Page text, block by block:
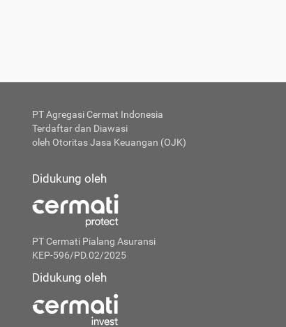
PT Agregasi Cermat Indonesia
Terdaftar dan Diawasi
oleh Otoritas Jasa Keuangan (OJK)
Didukung oleh
PT Cermati Pialang Asuransi
KEP-596/PD.02/2025
Didukung oleh